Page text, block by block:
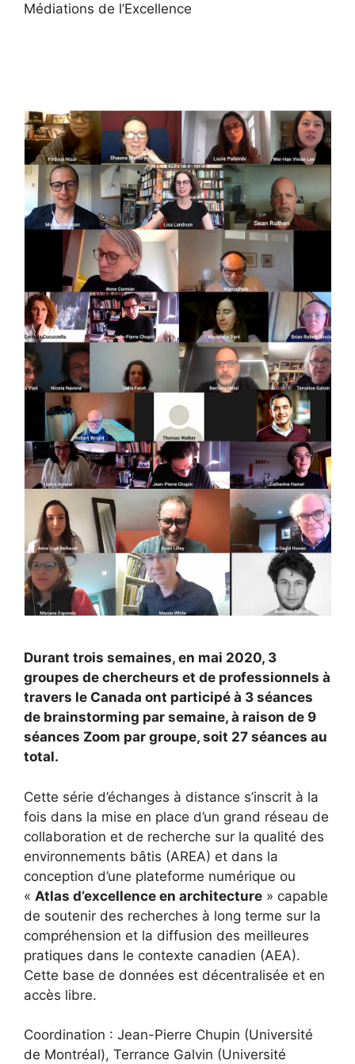
Médiations de l’Excellence
Durant trois semaines, en mai 2020, 3
groupes de chercheurs et de professionnels à
travers le Canada ont participé à 3 séances
de brainstorming par semaine, à raison de 9
séances Zoom par groupe, soit 27 séances au
total.
Cette série d’échanges à distance s’inscrit à la
fois dans la mise en place d’un grand réseau de
collaboration et de recherche sur la qualité des
environnements bâtis (AREA) et dans la
conception d’une plateforme numérique ou
« Atlas d’excellence en architecture » capable
de soutenir des recherches à long terme sur la
compréhension et la diffusion des meilleures
pratiques dans le contexte canadien (AEA).
Cette base de données est décentralisée et en
accès libre.
Coordination : Jean-Pierre Chupin (Université
de Montréal), Terrance Galvin (Université